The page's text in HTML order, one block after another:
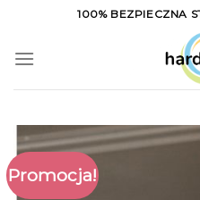
content
100% BEZPIECZNA
Promocja!